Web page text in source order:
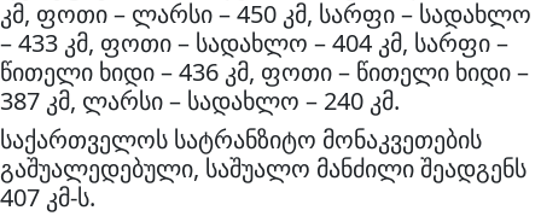
კმ, ფოთი – ლარსი – 450 კმ, სარფი – სადახლო
– 433 კმ, ფოთი – სადახლო – 404 კმ, სარფი –
წითელი ხიდი – 436 კმ, ფოთი – წითელი ხიდი –
387 კმ, ლარსი – სადახლო – 240 კმ.
საქართველოს სატრანზიტო მონაკვეთების
გაშუალედებული, საშუალო მანძილი შეადგენს
407 კმ-ს.